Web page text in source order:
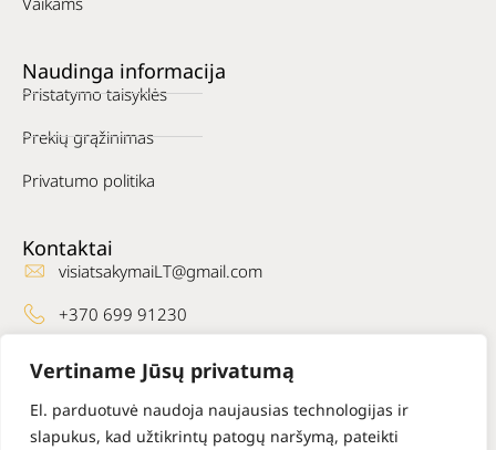
Vertiname Jūsų privatumą
El. parduotuvė naudoja naujausias technologijas ir
slapukus, kad užtikrintų patogų naršymą, pateikti
Naudinga informacija
Pristatymo taisyklės
Prekių grąžinimas
Privatumo politika
Kontaktai
visiatsakymaiLT@gmail.com
+370 699 91230
Facebook